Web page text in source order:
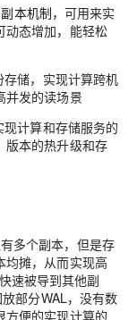
本机制， 可用来实
动态增加，能轻松
储，实现计算跨机
并发的读场景
计算和存储服务的
版本的热升级和存
多个副本，但是存
均摊，从而实现高
速被导到其他副
部分WAL，没有数
方便的实现计算的